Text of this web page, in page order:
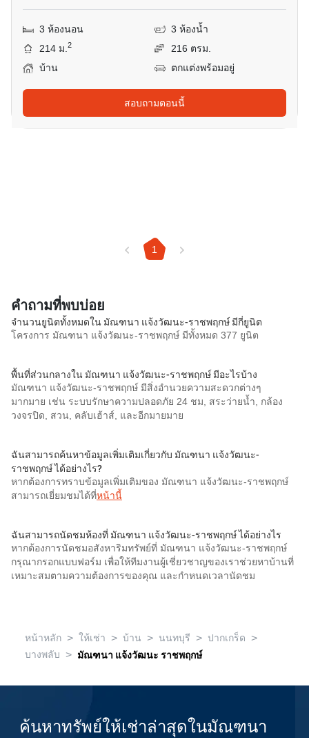
3 ห้องนอน
3 ห้องน้ำ
214 ม.2
216 ตรม.
บ้าน
ตกแต่งพร้อมอยู่
สอบถามตอนนี้
1
คำถามที่พบบ่อย
จำนวนยูนิตทั้งหมดใน มัณฑนา แจ้งวัฒนะ-ราชพฤกษ์ มีกี่ยูนิต
โครงการ มัณฑนา แจ้งวัฒนะ-ราชพฤกษ์ มีทั้งหมด 377 ยูนิต
พื้นที่ส่วนกลางใน มัณฑนา แจ้งวัฒนะ-ราชพฤกษ์ มีอะไรบ้าง
มัณฑนา แจ้งวัฒนะ-ราชพฤกษ์ มีสิ่งอำนวยความสะดวกต่างๆ
มากมาย เช่น ระบบรักษาความปลอดภัย 24 ชม, สระว่ายน้ำ, กล้อง
วงจรปิด, สวน, คลับเฮ้าส์, และอีกมายมาย
ฉันสามารถค้นหาข้อมูลเพิ่มเติมเกี่ยวกับ มัณฑนา แจ้งวัฒนะ-
ราชพฤกษ์ ได้อย่างไร?
หากต้องการทราบข้อมูลเพิ่มเติมของ มัณฑนา แจ้งวัฒนะ-ราชพฤกษ์
สามารถเยี่ยมชมได้ที่หน้านี้
ฉันสามารถนัดชมห้องที่ มัณฑนา แจ้งวัฒนะ-ราชพฤกษ์ ได้อย่างไร
หากต้องการนัดชมอสังหาริมทรัพย์ที่ มัณฑนา แจ้งวัฒนะ-ราชพฤกษ์
กรุณากรอกแบบฟอร์ม เพื่อให้ทีมงานผู้เชี่ยวชาญของเราช่วยหาบ้านที่
เหมาะสมตามความต้องการของคุณ และกำหนดเวลานัดชม
หน้าหลัก > ให้เช่า > บ้าน > นนทบุรี > ปากเกร็ด >
บางพลับ > มัณฑนา แจ้งวัฒนะ ราชพฤกษ์
ค้นหาทรัพย์ให้เช่าล่าสุดในมัณฑนา